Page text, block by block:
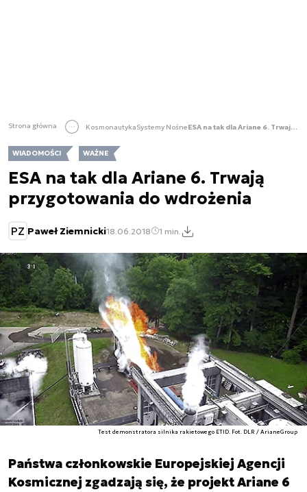
Strona główna KosmonautykaSystemy Nośne ESA na tak dla Ariane 6. Trwają przygotowania do wdrożenia
WIADOMOŚCI WAŻNE
ESA na tak dla Ariane 6. Trwają
przygotowania do wdrożenia
PZ Paweł Ziemnicki18.06.2018 1 min.
Test demonstratora silnika rakietowego ETID. Fot. DLR / ArianeGroup
Państwa członkowskie Europejskiej Agencji
Kosmicznej zgadzają się, że projekt Ariane 6